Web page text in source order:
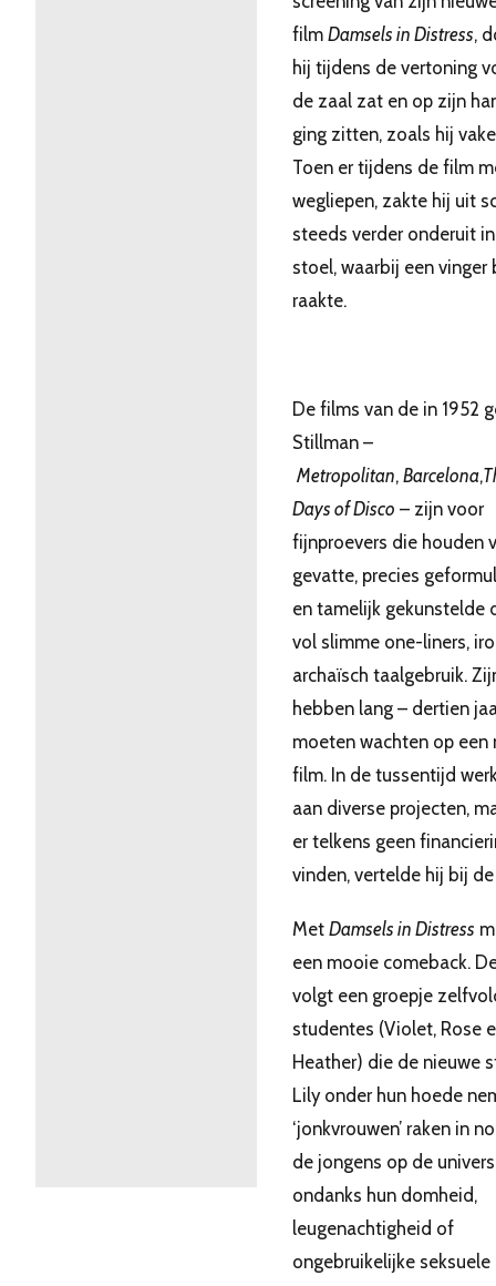
film Damsels in Distress,
hij tijdens de vertoning
de zaal zat en op zijn
ging zitten, zoals hij
Toen er tijdens de film
wegliepen, zakte hij uit
steeds verder onderuit
stoel, waarbij een vinger
raakte.
De films van de in 1952
Stillman –
Metropolitan, Barcelona,
Days of Disco – zijn voor
fijnproevers die houden
gevatte, precies
en tamelijk gekunstelde
vol slimme one-liners,
archaïsch taalgebruik.
hebben lang – dertien
moeten wachten op een
film. In de tussentijd
aan diverse projecten,
er telkens geen
vinden, vertelde hij bij
Met Damsels in Distress
een mooie comeback.
volgt een groepje
studentes (Violet, Rose
Heather) die de nieuwe
Lily onder hun hoede
‘jonkvrouwen’ raken in
de jongens op de
ondanks hun domheid,
leugenachtigheid of
ongebruikelijke seksuele